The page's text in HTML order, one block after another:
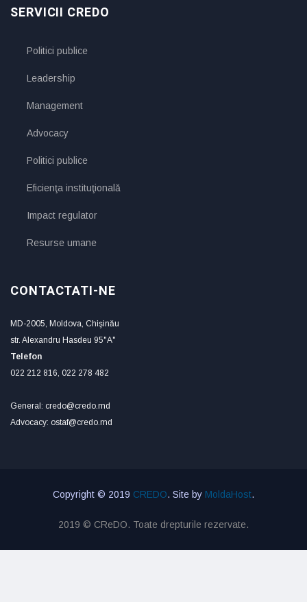
SERVICII CREDO
Politici publice
Leadership
Management
Advocacy
Politici publice
Eficienţa instituţională
Impact regulator
Resurse umane
CONTACTATI-NE
MD-2005, Moldova, Chişinău
str. Alexandru Hasdeu 95"A"
Telefon
022 212 816, 022 278 482
General: credo@credo.md
Advocacy: ostaf@credo.md
Copyright © 2019 CREDO. Site by MoldaHost.
2019 © CReDO. Toate drepturile rezervate.